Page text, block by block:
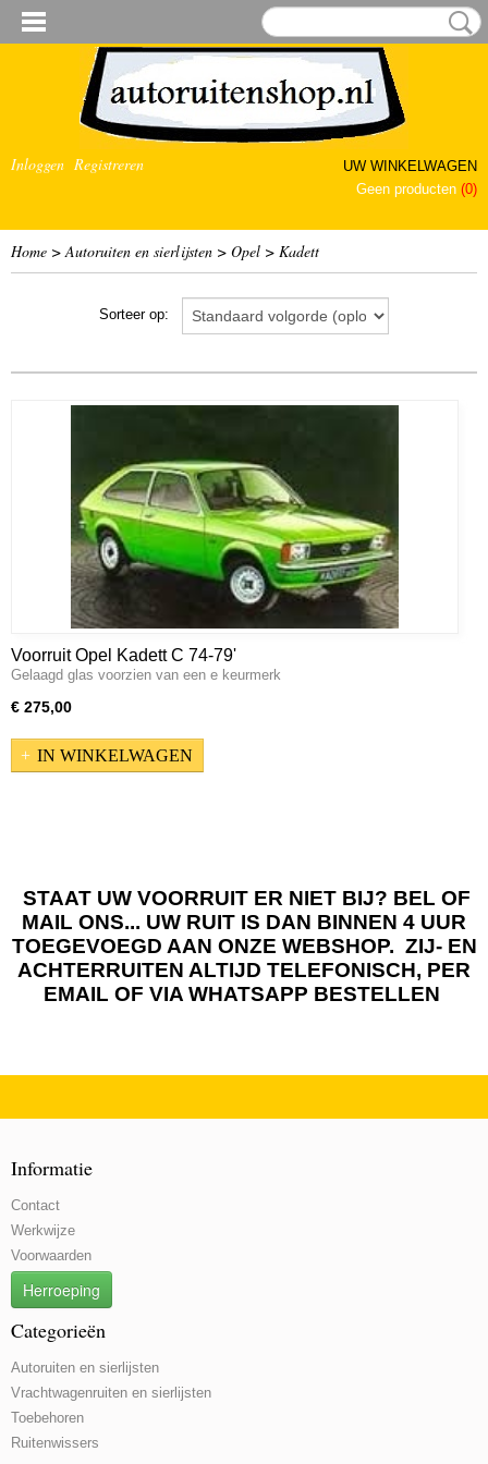
Inloggen Registreren
UW WINKELWAGEN
Geen producten (0)
Home >Autoruiten en sierlijsten > Opel > Kadett
Sorteer op:
Voorruit Opel Kadett C 74-79'
Gelaagd glas voorzien van een e keurmerk
€ 275,00
IN WINKELWAGEN
STAAT UW VOORRUIT ER NIET BIJ? BEL OF
MAIL ONS... UW RUIT IS DAN BINNEN 4 UUR
TOEGEVOEGD AAN ONZE WEBSHOP. ZIJ- EN
ACHTERRUITEN ALTIJD TELEFONISCH, PER
EMAIL OF VIA WHATSAPP BESTELLEN
Informatie
Contact
Werkwijze
Voorwaarden
Herroeping
Categorieën
Autoruiten en sierlijsten
Vrachtwagenruiten en sierlijsten
Toebehoren
Ruitenwissers